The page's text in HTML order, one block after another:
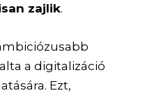
zajlik.
a digitalizáció
Ezt,